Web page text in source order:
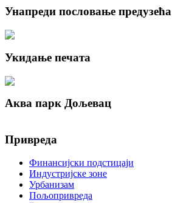
Унапреди пословање предузећа
Укидање печата
Аква парк Дољевац
Привреда
Финансијски подстицаји
Индустријске зоне
Урбанизам
Пољопривреда